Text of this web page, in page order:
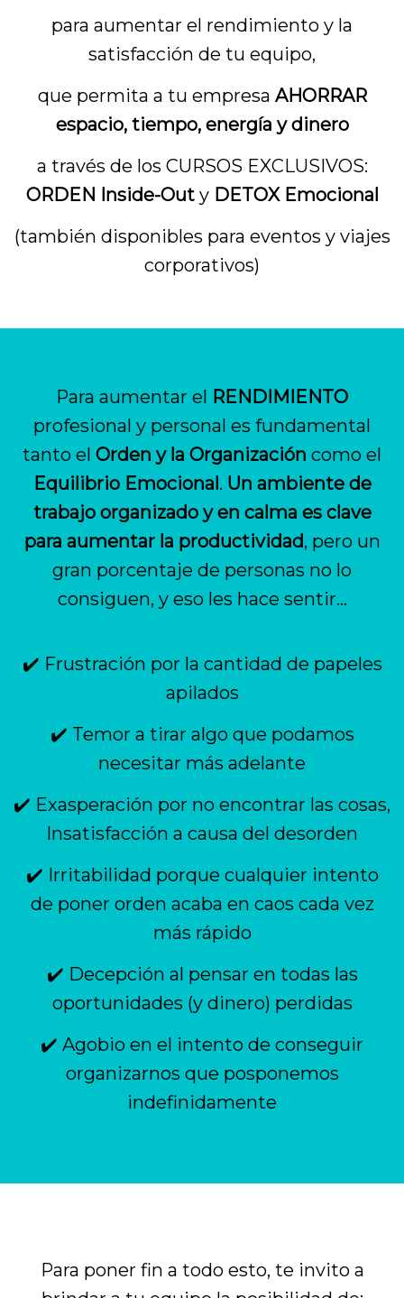
para aumentar el rendimiento y la
satisfacción de tu equipo,
que permita a tu empresa AHORRAR
espacio, tiempo, energía y dinero
a través de los CURSOS EXCLUSIVOS:
ORDEN Inside-Outy DETOX Emocional
(también disponibles para eventos y viajes
corporativos)
Para aumentar el RENDIMIENTO
profesional y personal es fundamental
tanto el Orden y la Organización como el
Equilibrio Emocional. Un ambiente de
trabajo organizado y en calma es clave
para aumentar la productividad, pero un
gran porcentaje de personas no lo
consiguen, y eso les hace sentir...
✔️ Frustración por la cantidad de papeles
apilados
✔️ Temor a tirar algo que podamos
necesitar más adelante
✔️ Exasperación por no encontrar las cosas,
Insatisfacción a causa del desorden
✔️ Irritabilidad porque cualquier intento
de poner orden acaba en caos cada vez
más rápido
✔️ Decepción al pensar en todas las
oportunidades (y dinero) perdidas
✔️ Agobio en el intento de conseguir
organizarnos que posponemos
indefinidamente
Para poner fin a todo esto, te invito a